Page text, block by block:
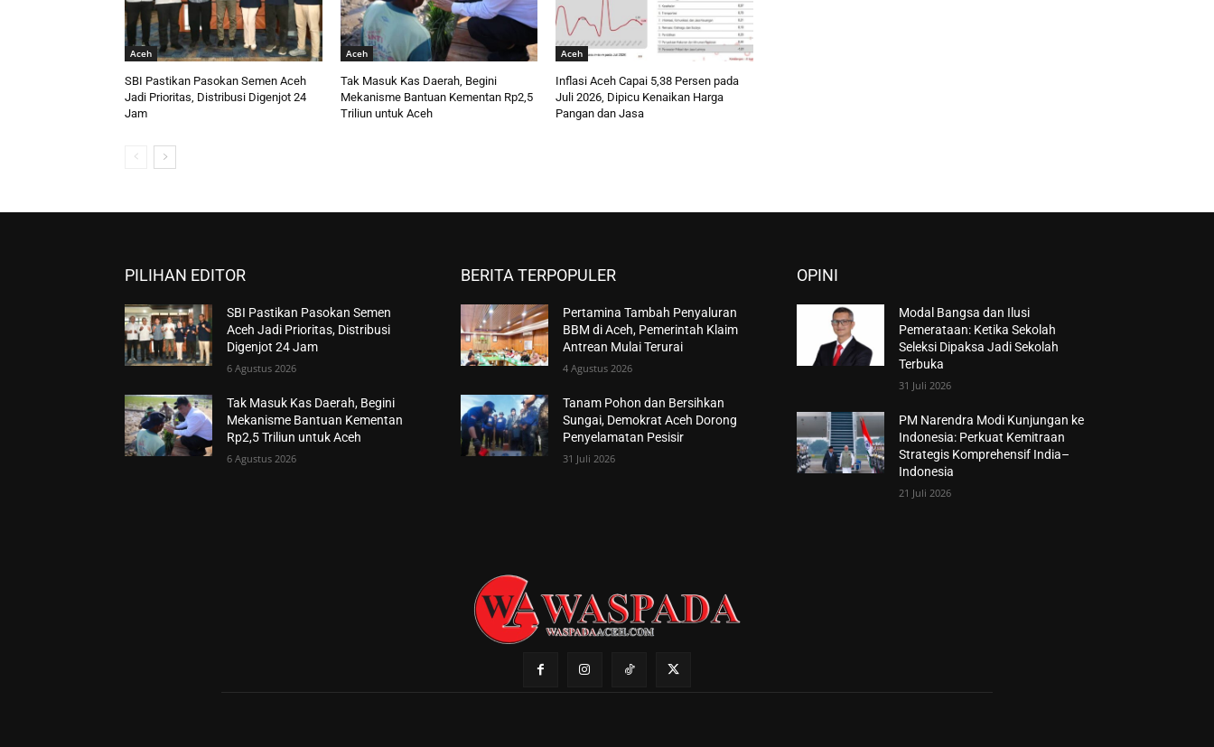
Aceh
SBI Pastikan Pasokan Semen Aceh
Jadi Prioritas, Distribusi Digenjot 24
Jam
Aceh
Tak Masuk Kas Daerah, Begini
Mekanisme Bantuan Kementan Rp2,5
Triliun untuk Aceh
Aceh
Inflasi Aceh Capai 5,38 Persen pada
Juli 2026, Dipicu Kenaikan Harga
Pangan dan Jasa
PILIHAN EDITOR
SBI Pastikan Pasokan Semen
Aceh Jadi Prioritas, Distribusi
Digenjot 24 Jam
6 Agustus 2026
Tak Masuk Kas Daerah, Begini
Mekanisme Bantuan Kementan
Rp2,5 Triliun untuk Aceh
6 Agustus 2026
BERITA TERPOPULER
Pertamina Tambah Penyaluran
BBM di Aceh, Pemerintah Klaim
Antrean Mulai Terurai
4 Agustus 2026
Tanam Pohon dan Bersihkan
Sungai, Demokrat Aceh Dorong
Penyelamatan Pesisir
31 Juli 2026
OPINI
Modal Bangsa dan Ilusi
Pemerataan: Ketika Sekolah
Seleksi Dipaksa Jadi Sekolah
Terbuka
31 Juli 2026
PM Narendra Modi Kunjungan ke
Indonesia: Perkuat Kemitraan
Strategis Komprehensif India–
Indonesia
21 Juli 2026